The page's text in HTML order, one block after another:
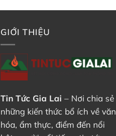
GIỚI THIỆU
Tin Tức Gia Lai – Nơi chia sẻ
những kiến thức bổ ích về văn
hóa, ẩm thực, điểm đến nổi